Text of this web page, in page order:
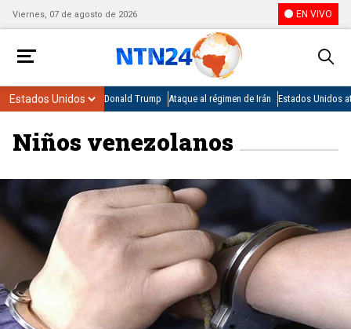
Viernes, 07 de agosto de 2026 EN VIVO
Donald Trump Ataque al régimen de Irán Estados Unidos
Niños venezolanos